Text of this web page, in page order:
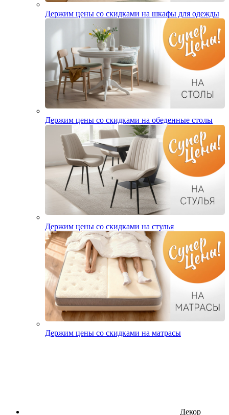
Держим цены со скидками на шкафы для одежды
Держим цены со скидками на обеденные столы
Держим цены со скидками на стулья
Держим цены со скидками на матрасы
Декор